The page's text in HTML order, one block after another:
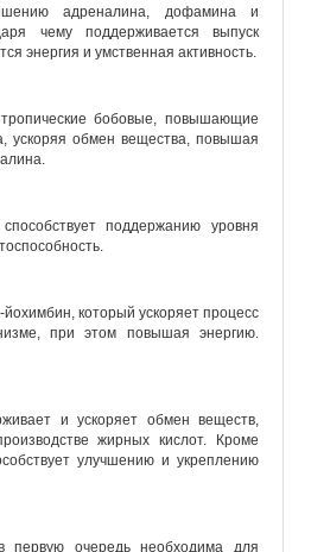
адреналина, дофамина и
чему поддерживается выпуск
энергия и умственная активность.
бобовые, повышающие
ускоряя обмен вещества, повышая
поддержанию уровня
который ускоряет процесс
при этом повышая энергию.
и ускоряет обмен веществ,
жирных кислот. Кроме
улучшению и укреплению
очередь необходима для